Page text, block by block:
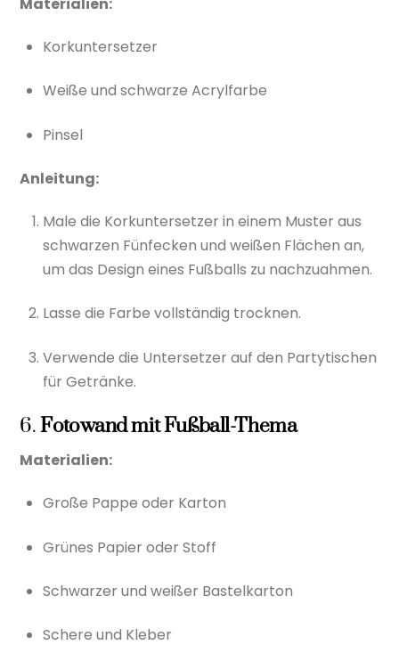
Korkuntersetzer
Weiße und schwarze Acrylfarbe
Pinsel
Anleitung:
Male die Korkuntersetzer in einem Muster aus
schwarzen Fünfecken und weißen Flächen an,
um das Design eines Fußballs zu nachzuahmen.
Lasse die Farbe vollständig trocknen.
Verwende die Untersetzer auf den Partytischen
für Getränke.
6.Fotowand mit Fußball-Thema
Materialien:
Große Pappe oder Karton
Grünes Papier oder Stoff
Schwarzer und weißer Bastelkarton
Schere und Kleber